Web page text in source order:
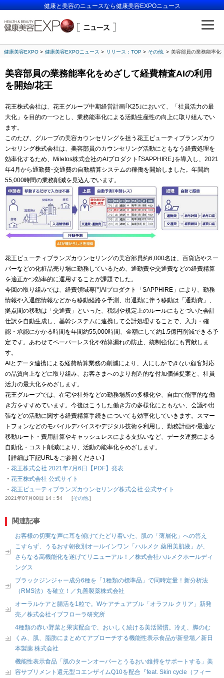
健康と美容のニュースなら健康美容EXPOニュース
健康美容EXPO 健康美容EXPOニュース リリース：TOP その他. 美容部員の業務能率化
美容部員の業務能率化をめざして経費精査AIの利用
を開始/花王
花王株式会社は、花王グループ中期経営計画｢K25｣において、「社員活力の最
大化」を目的の一つとし、業務能率化による活動生産性の向上に取り組んでい
ます。
このたび、グループの美容カウンセリングを担う花王ビューティブランズカウ
ンセリング株式会社は、美容部員のカウンセリング活動にともなう経費処理を
効率化するため、Miletos株式会社のAIプロダクト｢SAPPHIRE｣を導入し、2021
年4月から通勤費･交通費の自動精算システムの稼働を開始しました。年間約
55,000時間の業務削減を見込んでいます。
花王ビューティブランズカウンセリングの美容部員約6,000名は、百貨店やスー
パーなどの化粧品売り場に勤務しているため、通勤費や交通費などの経費精算
を適正かつ効率的に運用することが課題でした。
今回の取り組みでは、経費領域専門AIプロダクト「SAPPHIRE」により、勤務
情報や入退館情報などから移動経路を予測、出退勤に伴う移動は「通勤費」、
拠点間の移動は「交通費」といった、税制や規定上のルールにもとづいた会計
仕訳を自動生成し、基幹システムに連携して会計処理することで、入力・確
認・承認にかかる時間を年間約55,000時間、金額にして約1.5億円削減できる予
定です。あわせてペーパーレス化や精算漏れの防止、統制強化にも貢献しま
す。
AIとデータ連携による経費精算業務の削減により、人にしかできない顧客対応
の品質向上などに取り組み、お客さまへのより創造的な付加価値提案と、社員
活力の最大化をめざします。
花王グループでは、在宅や社外などの勤務場所の多様化や、自由で能率的な働
き方をすすめています。今後はこうした働き方の多様化にともない、会議や出
張などの活動に関する経費精算手続きについても効率化していきます。スマー
トフォンなどのモバイルデバイスやデジタル技術を利用し、勤務計画や最適な
移動ルート・費用計算やキャッシュレスによる支払いなど、データ連携による
自動化・コスト削減により、活動の能率化をめざします。
【詳細は下記URLをご参照ください】
・ 花王株式会社 2021年7月6日【PDF】発表
・ 花王株式会社 公式サイト
・ 花王ビューティブランズカウンセリング株式会社 公式サイト
2021年07月08日 14：54 その他.
関連記事
お客様の切実な声に耳を傾けてたどり着いた、肌の「薄層化」への答え
こすらず、うるおす朝夜別オールインワン「ハルメク 薬用美肌液」が、
さらなる高機能化を遂げてリニューアル！／株式会社ハルメクホールディ
ングス
ブラックジンジャー成分6種を「1種類の標準品」で同時定量！新分析法
（RMS法）を確立！／丸善製薬株式会社
オーラルケアと腸活を1粒で。Wケアチュアブル「オラフル クリア」新発
売／株式会社イブフローラ研究所
4種類の赤い野菜と果実配合で、おいしく続ける美活習慣。冷え、脚のむ
くみ、肌、脂肪にまとめてアプローチする機能性表示食品が新登場／新日
本製薬 株式会社
機能性表示食品「肌のターンオーバーとうるおい維持をサポートする」美
容サプリメント還元型コエンザイムQ10を配合『feat. Skin cycle（フィー